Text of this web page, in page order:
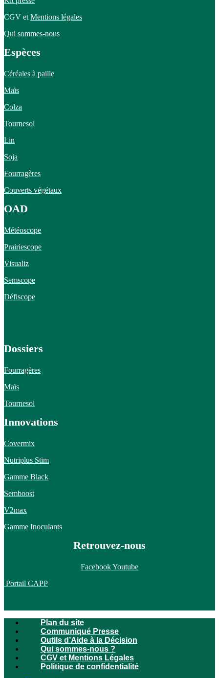
CGV et Mentions légales
Qui sommes-nous
Espèces
Céréales à paille
Maïs
Colza
Tournesol
Lin
Soja
Fourragères
Couverts végétaux
OAD
Météoscope
Prairiescope
Visualiz
Semscope
Défiscope
Dossiers
Fourragères
Maïs
Tournesol
Innovations
Covermix
Nutriplus Stim
Gamme Black
Semboost
V2max
Gamme Inoculants
Retrouvez-nous
FacebookYoutube
Portail CAPP
Plan du site
Communiqué Presse
Outils d’Aide à la Décision
Qui sommes-nous ?
CGV et Mentions Légales
Politique de confidentialité